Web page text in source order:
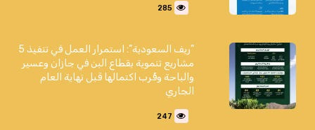
285
"ريف السعودية": استمرار العمل في تنفيذ 5
مشاريع تنموية بقطاع البن في جازان وعسير
والباحة وقُرب اكتمالها قبل نهاية العام
الجاري
247